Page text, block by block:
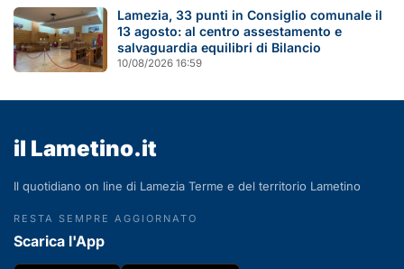
Lamezia, 33 punti in Consiglio comunale il
13 agosto: al centro assestamento e
salvaguardia equilibri di Bilancio
10/08/2026 16:59
il Lametino.it
Il quotidiano on line di Lamezia Terme e del territorio Lametino
RESTA SEMPRE AGGIORNATO
Scarica l'App